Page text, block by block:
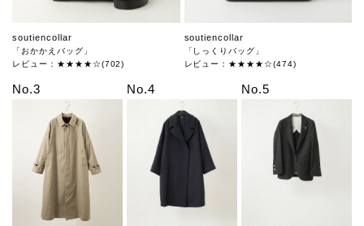
soutiencollar
「おかかえバッグ」
レビュー：★★★★☆(702)
soutiencollar
「しっくりバッグ」
レビュー：★★★★☆(474)
No.3 No.4 No.5